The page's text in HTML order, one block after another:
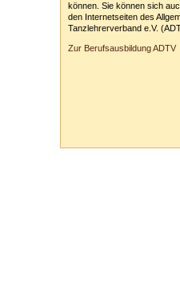
können. Sie können sich
den Internetseiten des
Tanzlehrerverband e.V.
Zur Berufsausbildung ADTV